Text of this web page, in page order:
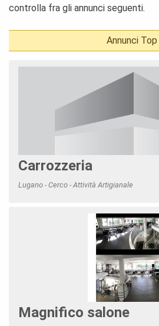
controlla fra gli annunci seguenti.
Annunci Top
Carrozzeria
Lugano - Cerco - Attività Artigianale
Magnifico salone